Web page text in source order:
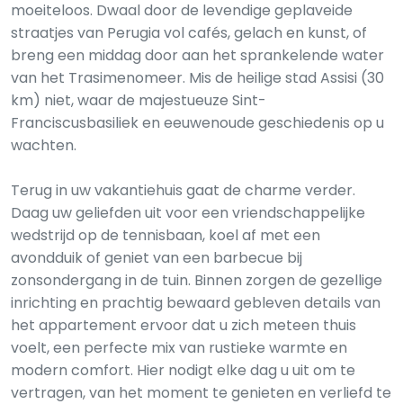
moeiteloos. Dwaal door de levendige geplaveide
straatjes van Perugia vol cafés, gelach en kunst, of
breng een middag door aan het sprankelende water
van het Trasimenomeer. Mis de heilige stad Assisi (30
km) niet, waar de majestueuze Sint-
Franciscusbasiliek en eeuwenoude geschiedenis op u
wachten.
Terug in uw vakantiehuis gaat de charme verder.
Daag uw geliefden uit voor een vriendschappelijke
wedstrijd op de tennisbaan, koel af met een
avondduik of geniet van een barbecue bij
zonsondergang in de tuin. Binnen zorgen de gezellige
inrichting en prachtig bewaard gebleven details van
het appartement ervoor dat u zich meteen thuis
voelt, een perfecte mix van rustieke warmte en
modern comfort. Hier nodigt elke dag u uit om te
vertragen, van het moment te genieten en verliefd te